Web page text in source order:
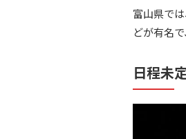
富山県で
どが有名
日程未